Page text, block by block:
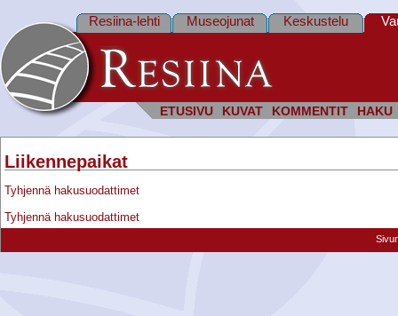
ETUSIVU KUVAT KOMMENTIT HAKU
Resiina-lehti Museojunat Keskustelu
Liikennepaikat
Tyhjennä hakusuodattimet
Tyhjennä hakusuodattimet